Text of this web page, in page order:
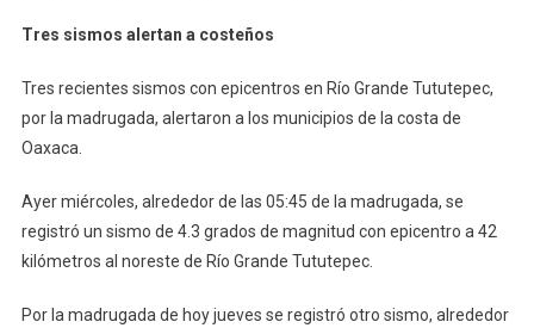
A
Costeños
Tres sismos alertan a costeños
Tres recientes sismos con epicentros en Río Grande Tututepec,
por la madrugada, alertaron a los municipios de la costa de
Oaxaca.
Ayer miércoles, alrededor de las 05:45 de la madrugada, se
registró un sismo de 4.3 grados de magnitud con epicentro a 42
kilómetros al noreste de Río Grande Tututepec.
Por la madrugada de hoy jueves se registró otro sismo, alrededor